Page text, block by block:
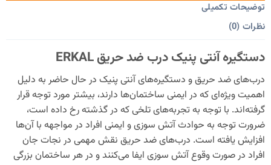
توضیحات تکمیلی
نظرات (0)
دستگیره آنتی پنیک درب ضد حریق ERKAL
درب‌های ضد حریق و دستگیره‌های آنتی پنیک در حال حاضر به دلیل
اهمیت ویژه‌ای که در ایمنی ساختمان‌ها دارند، بیشتر مورد توجه قرار
گرفته‌اند. با توجه به تجربه‌های تلخی که در گذشته رخ داده است،
ضرورت توجه به حوادث آتش سوزی و ایمنی افراد در مواجهه با آن‌ها
افزایش یافته است. درب‌های ضد حریق نقش مهمی در نجات جان
افراد در صورت وقوع آتش سوزی ایفا می‌کنند و در هر ساختمان بزرگی